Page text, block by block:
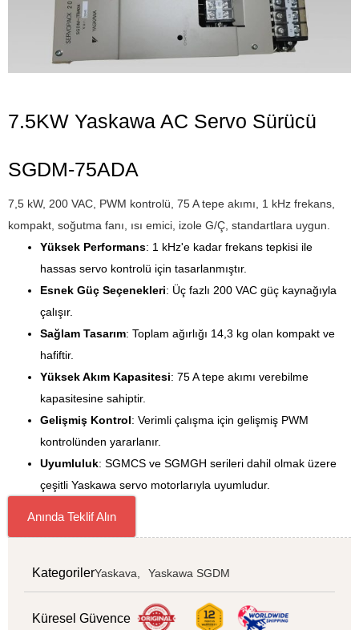
7.5KW Yaskawa AC Servo Sürücü
SGDM-75ADA
7,5 kW, 200 VAC, PWM kontrolü, 75 A tepe akımı, 1 kHz frekans,
kompakt, soğutma fanı, ısı emici, izole G/Ç, standartlara uygun.
Yüksek Performans: 1 kHz'e kadar frekans tepkisi ile
hassas servo kontrolü için tasarlanmıştır.
Esnek Güç Seçenekleri: Üç fazlı 200 VAC güç kaynağıyla
çalışır.
Sağlam Tasarım: Toplam ağırlığı 14,3 kg olan kompakt ve
hafiftir.
Yüksek Akım Kapasitesi: 75 A tepe akımı verebilme
kapasitesine sahiptir.
Gelişmiş Kontrol: Verimli çalışma için gelişmiş PWM
kontrolünden yararlanır.
Uyumluluk: SGMCS ve SGMGH serileri dahil olmak üzere
çeşitli Yaskawa servo motorlarıyla uyumludur.
Anında Teklif Alın
KategorilerYaskava, Yaskawa SGDM
Küresel Güvence